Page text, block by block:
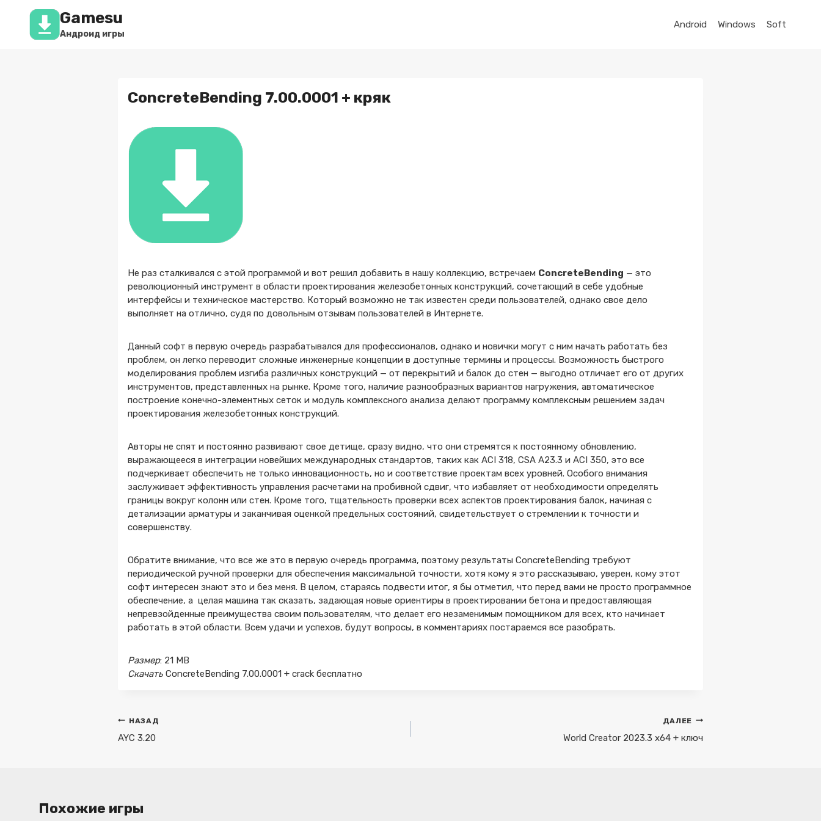
Перейти
содержимому
Gamesu
Андроид игры
Android Windows Soft
ConcreteBending 7.00.0001 + кряк
Не раз сталкивался с этой программой и вот решил добавить в нашу коллекцию, встречаем ConcreteBending — это
революционный инструмент в области проектирования железобетонных конструкций, сочетающий в себе удобные
интерфейсы и техническое мастерство. Который возможно не так известен среди пользователей, однако свое дело
выполняет на отлично, судя по довольным отзывам пользователей в Интернете.
Данный софт в первую очередь разрабатывался для профессионалов, однако и новички могут с ним начать работать без
проблем, он легко переводит сложные инженерные концепции в доступные термины и процессы. Возможность быстрого
моделирования проблем изгиба различных конструкций — от перекрытий и балок до стен — выгодно отличает его от других
инструментов, представленных на рынке. Кроме того, наличие разнообразных вариантов нагружения, автоматическое
построение конечно-элементных сеток и модуль комплексного анализа делают программу комплексным решением задач
проектирования железобетонных конструкций.
Авторы не спят и постоянно развивают свое детище, сразу видно, что они стремятся к постоянному обновлению,
выражающееся в интеграции новейших международных стандартов, таких как ACI 318, CSA A23.3 и ACI 350, это все
подчеркивает обеспечить не только инновационность, но и соответствие проектам всех уровней. Особого внимания
заслуживает эффективность управления расчетами на пробивной сдвиг, что избавляет от необходимости определять
границы вокруг колонн или стен. Кроме того, тщательность проверки всех аспектов проектирования балок, начиная с
детализации арматуры и заканчивая оценкой предельных состояний, свидетельствует о стремлении к точности и
совершенству.
Обратите внимание, что все же это в первую очередь программа, поэтому результаты ConcreteBending требуют
периодической ручной проверки для обеспечения максимальной точности, хотя кому я это рассказываю, уверен, кому этот
софт интересен знают это и без меня. В целом, стараясь подвести итог, я бы отметил, что перед вами не просто программное
обеспечение, а целая машина так сказать, задающая новые ориентиры в проектировании бетона и предоставляющая
непревзойденные преимущества своим пользователям, что делает его незаменимым помощником для всех, кто начинает
работать в этой области. Всем удачи и успехов, будут вопросы, в комментариях постараемся все разобрать.
Размер: 21 MB
СкачатьConcreteBending 7.00.0001 + crack бесплатно
Навигация
по
НАЗАД
AYC 3.20
ДАЛЕЕ
World Creator 2023.3 x64 + ключ
Похожие игры